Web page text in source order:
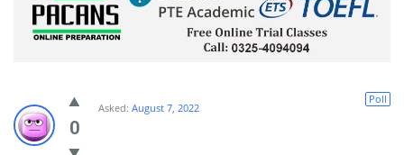
0
Poll
Asked: August 7, 2022